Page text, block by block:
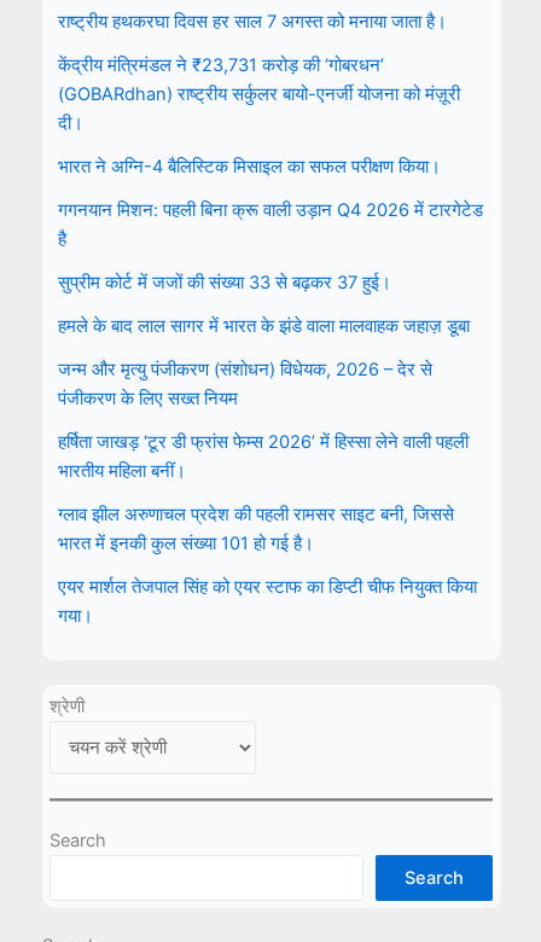
राष्ट्रीय हथकरघा दिवस हर साल 7 अगस्त को मनाया जाता है।
केंद्रीय मंत्रिमंडल ने ₹23,731 करोड़ की ‘गोबरधन’
(GOBARdhan) राष्ट्रीय सर्कुलर बायो-एनर्जी योजना को मंज़ूरी
दी।
भारत ने अग्नि-4 बैलिस्टिक मिसाइल का सफल परीक्षण किया।
गगनयान मिशन: पहली बिना क्रू वाली उड़ान Q4 2026 में टारगेटेड
है
सुप्रीम कोर्ट में जजों की संख्या 33 से बढ़कर 37 हुई।
हमले के बाद लाल सागर में भारत के झंडे वाला मालवाहक जहाज़ डूबा
जन्म और मृत्यु पंजीकरण (संशोधन) विधेयक, 2026 – देर से
पंजीकरण के लिए सख्त नियम
हर्षिता जाखड़ ‘टूर डी फ्रांस फेम्स 2026’ में हिस्सा लेने वाली पहली
भारतीय महिला बनीं।
ग्लाव झील अरुणाचल प्रदेश की पहली रामसर साइट बनी, जिससे
भारत में इनकी कुल संख्या 101 हो गई है।
एयर मार्शल तेजपाल सिंह को एयर स्टाफ का डिप्टी चीफ नियुक्त किया
गया।
श्रेणी
Search
Search